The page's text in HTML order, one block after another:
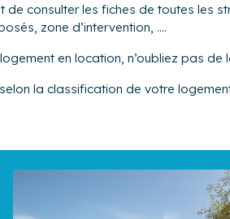
consulter les fiches de toutes les
zone d’intervention, ....
en location, n’oubliez pas
la classification de votre